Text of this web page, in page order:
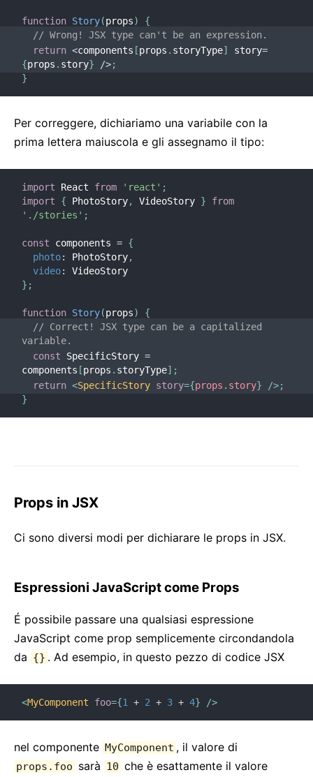
function Story(props)
{
// Wrong! JSX type can't be an expression.
return <components [props . storyType] story=
{props . story} />;
}
Per correggere, dichiariamo una variabile con la
prima lettera maiuscola e gli assegnamo il tipo:
import React from 'react' ;
import
{ PhotoStory, VideoStory }
from
'./stories' ;
const components = {
photo: PhotoStory,
video:
} ;
function Story(props)
{
// Correct! JSX type can be a capitalized
variable.
const SpecificStory =
components [props . storyType] ;
return <SpecificStory story={props . story} />;
}
Props in JSX
Ci sono diversi modi per dichiarare le props in JSX.
Espressioni JavaScript come Props
É possibile passare una qualsiasi espressione
JavaScript come prop semplicemente circondandola
da {} . Ad esempio, in questo pezzo di codice JSX
<MyComponent foo={1 + 2 + 3 + 4} />
nel componente MyComponent , il valore di
props.foo sarà 10 che è esattamente il valore